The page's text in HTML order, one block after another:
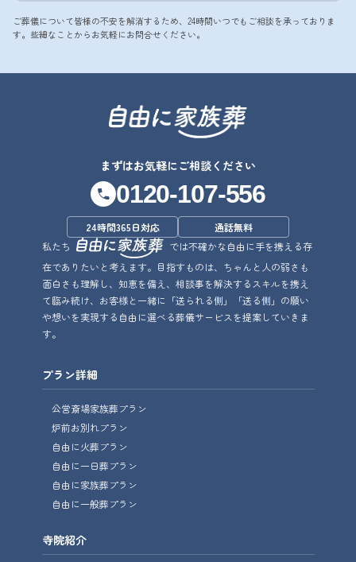
ご葬儀について皆様の不安を解消するため、24時間いつでもご相談を承っておりま
す。些細なことからお気軽にお問合せください。
まずはお気軽にご相談ください
0120-107-556
24時間365日対応
通話無料
私たち
では不確かな自由に手を携える存
在でありたいと考えます。目指すものは、ちゃんと人の弱さも
面白さも理解し、知恵を備え、相談事を解決するスキルを携え
て臨み続け、お客様と一緒に「送られる側」「送る側」の願い
や想いを実現する自由に選べる葬儀サービスを提案していきま
す。
プラン詳細
公営斎場家族葬プラン
炉前お別れプラン
自由に火葬プラン
自由に一日葬プラン
自由に家族葬プラン
自由に一般葬プラン
寺院紹介